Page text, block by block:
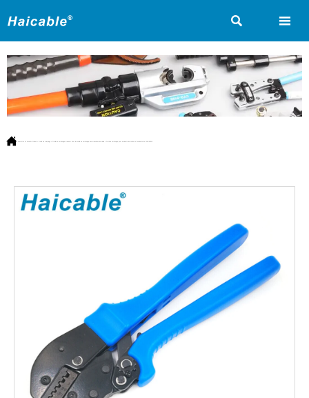
 
 Produit Pour les outils de sertissage des manchons de câble Outil de sertissage pour embouts de cordon et embouts de fil AP-06WF